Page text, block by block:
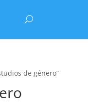
de género”